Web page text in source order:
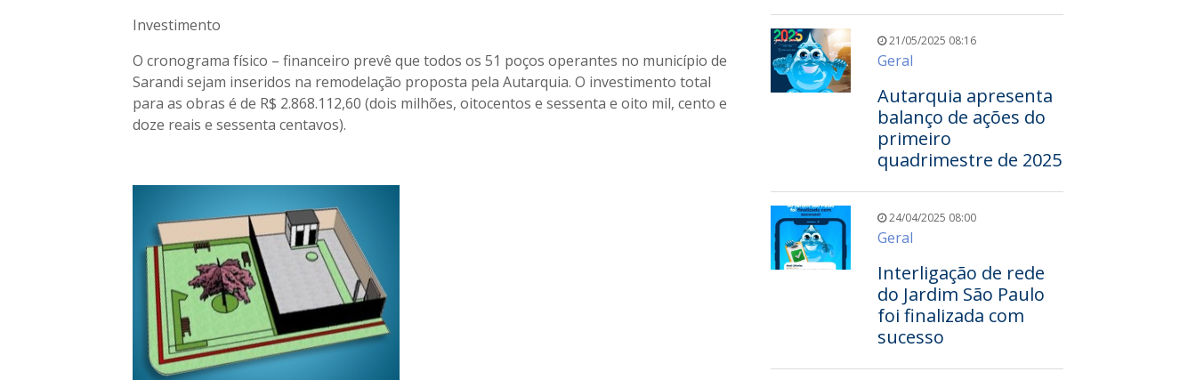
Investimento
O cronograma físico – financeiro prevê que todos os 51 poços operantes no município de
Sarandi sejam inseridos na remodelação proposta pela Autarquia. O investimento total
para as obras é de R$ 2.868.112,60 (dois milhões, oitocentos e sessenta e oito mil, cento e
doze reais e sessenta centavos).
21/05/2025 08:16
Geral
Autarquia apresenta
balanço de ações do
primeiro
quadrimestre de 2025
24/04/2025 08:00
Geral
Interligação de rede
do Jardim São Paulo
foi finalizada com
sucesso